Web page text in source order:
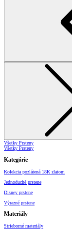
Všetky Prsteny
Všetky Prsteny
Kategórie
Kolekcia pozlátená 18K zlatom
Jednoduché prstene
Disney prstene
Výrazné prstene
Materiály
Strieborné materiály